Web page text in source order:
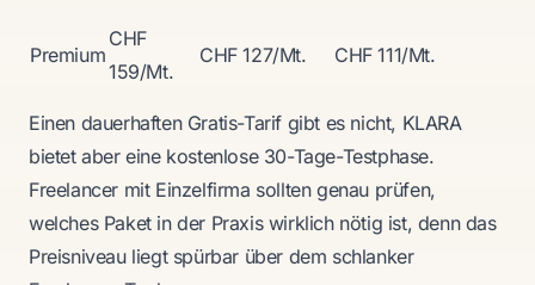
Premium
CHF
159/Mt.
CHF 127/Mt. CHF 111/Mt.
Einen dauerhaften Gratis-Tarif gibt es nicht, KLARA
bietet aber eine kostenlose 30-Tage-Testphase.
Freelancer mit Einzelfirma sollten genau prüfen,
welches Paket in der Praxis wirklich nötig ist, denn das
Preisniveau liegt spürbar über dem schlanker